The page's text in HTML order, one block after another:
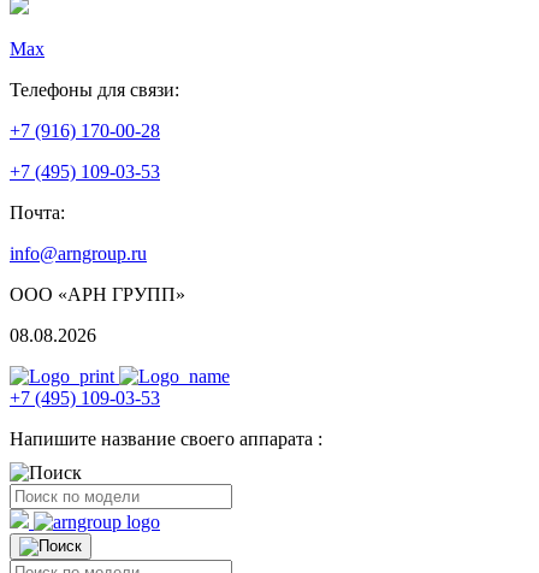
Max
Телефоны для связи:
+7 (916) 170-00-28
+7 (495) 109-03-53
Почта:
info@arngroup.ru
ООО «АРН ГРУПП»
08.08.2026
+7 (495) 109-03-53
Напишите название своего аппарата :